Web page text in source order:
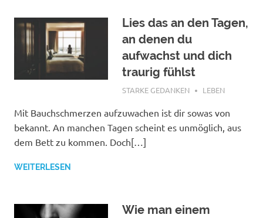
Lies das an den Tagen,
an denen du
aufwachst und dich
traurig fühlst
NOVEMBER 3, 2018
STARKE GEDANKEN LEBEN
Mit Bauchschmerzen aufzuwachen ist dir sowas von
bekannt. An manchen Tagen scheint es unmöglich, aus
dem Bett zu kommen. Doch[…]
WEITERLESEN
Wie man einem